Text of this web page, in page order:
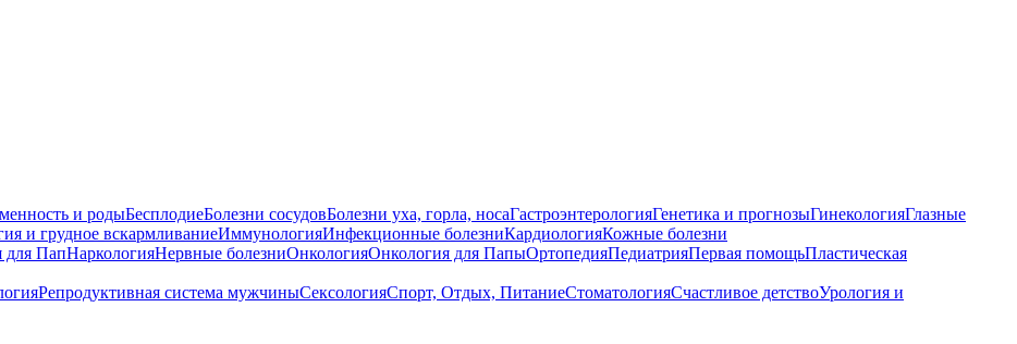
и родыБесплодиеБолезни сосудовБолезни уха, горла, носаГастроэнтерологияГенетика и прогнозыГинекологияГлазные
и грудное вскармливаниеИммунологияИнфекционные болезниКардиологияКожные болезни
для ПапНаркологияНервные болезниОнкологияОнкология для ПапыОртопедияПедиатрияПервая помощьПластическая
Репродуктивная система мужчиныСексологияСпорт, Отдых, ПитаниеСтоматологияСчастливое детствоУрология и